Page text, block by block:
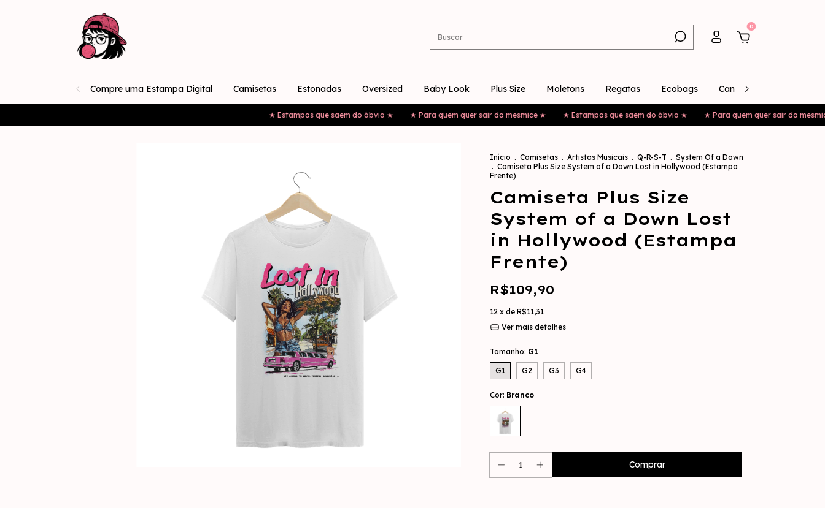
0
Compre uma Estampa Digital Camisetas Estonadas Oversized Baby Look Plus Size Moletons Regatas Ecobags Canecas
★ Estampas que saem do óbvio ★ ★ Para quem quer sair da mesmice ★ ★ Estampas que saem do óbvio ★ ★ Para quem quer sair da mesmice ★
Início . Camisetas . Artistas Musicais . Q-R-S-T . System Of a Down
. Camiseta Plus Size System of a Down Lost in Hollywood (Estampa
Frente)
Camiseta Plus Size
System of a Down Lost
in Hollywood (Estampa
Frente)
R$109,90
12 x de R$11,31
Ver mais detalhes
Tamanho: G1
G1 G2 G3 G4
Cor: Branco